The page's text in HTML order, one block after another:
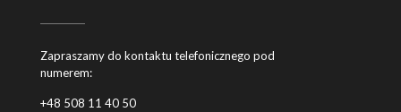
Zapraszamy do kontaktu telefonicznego pod
numerem:
+48 508 11 40 50